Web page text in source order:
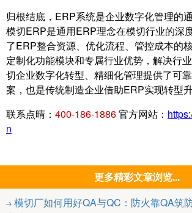
归根结底，ERP系统是企业数字化管理的
模切ERP是通用ERP理念在模切行业的深
了ERP整合资源、优化流程、管控成本的
定制化功能模块和专属行业优势，解决行
切企业数字化转型、精细化管理提供了可
案，也是传统制造企业借助ERP实现转型升
联系点晴： 400-186-1886官方网站：
n
更多精彩文章浏览...
模切厂如何用好QA与QC：防火靠QA筑